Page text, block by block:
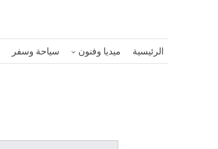
الرئيسية ميديا وفنون سياحة وسفر